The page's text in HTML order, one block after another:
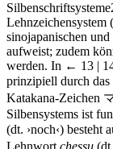
Silbenschriftsysteme
sinojapanischen
aufweist; zudem
werden. In ← 13 |
prinzipiell durch
Katakana-Zeichen
Silbensystems ist
(dt. ›noch‹) besteht